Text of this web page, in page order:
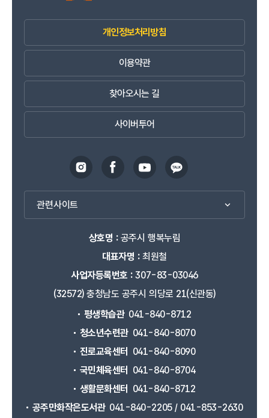
개인정보처리방침
이용약관
찾아오시는 길
사이버투어
관련사이트
상호명 :공주시 행복누림
대표자명 :최원철
사업자등록번호 :307-83-03046
(32572) 충청남도 공주시 의당로 21(신관동)
평생학습관 041-840-8712
청소년수련관 041-840-8070
진로교육센터
041-840-8090
국민체육센터
041-840-8704
생활문화센터
041-840-8712
공주만화작은도서관 041-840-2205 / 041-853-2630